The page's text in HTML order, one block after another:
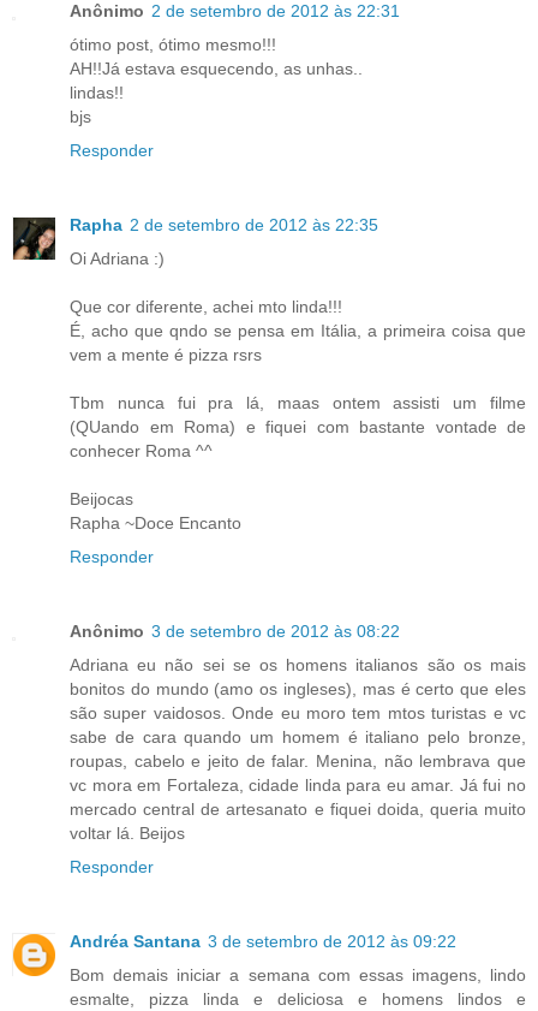
Anônimo 2 de setembro de 2012 às 22:31
ótimo post, ótimo mesmo!!!
AH!!Já estava esquecendo, as unhas..
lindas!!
bjs
Responder
Rapha 2 de setembro de 2012 às 22:35
Oi Adriana :)
Que cor diferente, achei mto linda!!!
É, acho que qndo se pensa em Itália, a primeira coisa que
vem a mente é pizza rsrs
Tbm nunca fui pra lá, maas ontem assisti um filme
(QUando em Roma) e fiquei com bastante vontade de
conhecer Roma ^^
Beijocas
Rapha ~Doce Encanto
Responder
Anônimo 3 de setembro de 2012 às 08:22
Adriana eu não sei se os homens italianos são os mais
bonitos do mundo (amo os ingleses), mas é certo que eles
são super vaidosos. Onde eu moro tem mtos turistas e vc
sabe de cara quando um homem é italiano pelo bronze,
roupas, cabelo e jeito de falar. Menina, não lembrava que
vc mora em Fortaleza, cidade linda para eu amar. Já fui no
mercado central de artesanato e fiquei doida, queria muito
voltar lá. Beijos
Responder
Andréa Santana 3 de setembro de 2012 às 09:22
Bom demais iniciar a semana com essas imagens, lindo
esmalte, pizza linda e deliciosa e homens lindos e